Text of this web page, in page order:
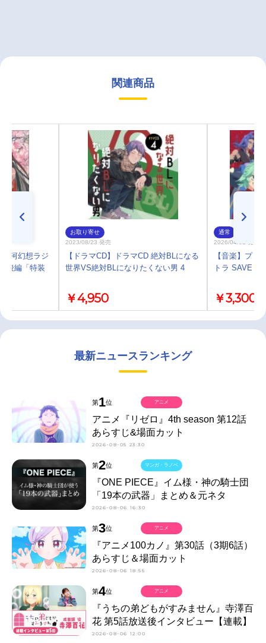
関連商品
河幻想ラジ
後編「特装
お取り寄せ
2023/08/23 発売
【ドラマCD】ドラマCD 絶対BLになる
世界VS絶対BLになりたくない男 4
￥4,950
通常
2026/04/01 発売
【音楽】プリ
トラ SAVE
￥3,300
最新ニュースランキング
第1位
アニメ『リゼロ』4th season 第12話
あらすじ&場面カット
2026-08-05 23:30
アニメ
第2位
『ONE PIECE』イム様・神の騎士団
「19本の武器」まとめ＆元ネタ
2026-08-06 16:30
マンガ・ラノベ
第3位
『アニメ100カノ』第30話（3期6話）
あらすじ＆場面カット
2026-08-06 18:55
アニメ
第4位
『うちの弟どもがすみません』寺澤百
花 第5話放送後インタビュー【連載】
2026-08-06 12:00
アニメ